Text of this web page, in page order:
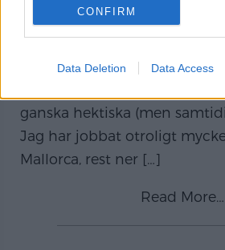
CONFIRM
Data Deletion Data Access
stämplade precis ut från
mig har jag 4 magiska dagar
himla skönt och otroligt
ganska hektiska (men
Jag har jobbat otroligt
Mallorca, rest ner […]
Read More…